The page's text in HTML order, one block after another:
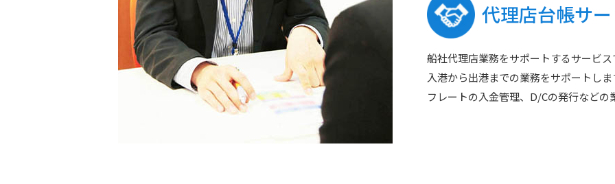
代理店台帳サ
船社代理店業務をサポートするサービス
入港から出港までの業務をサポートしま
フレートの入金管理、D/Cの発行などの